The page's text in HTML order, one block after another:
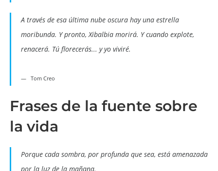
A través de esa última nube oscura hay una estrella
moribunda. Y pronto, Xibalbia morirá. Y cuando explote,
renacerá. Tú florecerás... y yo viviré.
Tom Creo
Frases de la fuente sobre
la vida
Porque cada sombra, por profunda que sea, está amenazada
por la luz de la mañana.